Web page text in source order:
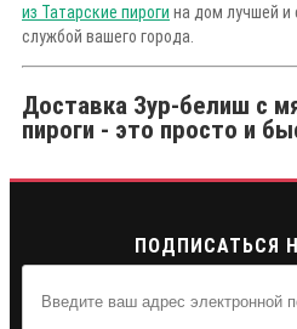
из Татарские пироги на дом лучшей и
службой вашего города.
Доставка Зур-белиш с
пироги - это просто и
ПОДПИСАТЬСЯ